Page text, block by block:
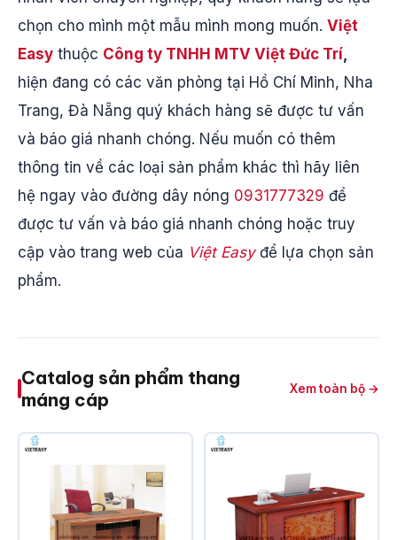
chọn cho mình một mẫu mình mong muốn. Việt
Easy thuộc Công ty TNHH MTV Việt Đức Trí,
hiện đang có các văn phòng tại Hồ Chí Minh, Nha
Trang, Đà Nẵng quý khách hàng sẽ được tư vấn
và báo giá nhanh chóng. Nếu muốn có thêm
thông tin về các loại sản phẩm khác thì hãy liên
hệ ngay vào đường dây nóng 0931777329 để
được tư vấn và báo giá nhanh chóng hoặc truy
cập vào trang web của Việt Easyđể lựa chọn sản
phẩm.
Catalog sản phẩm thang
máng cáp
Xem toàn bộ →